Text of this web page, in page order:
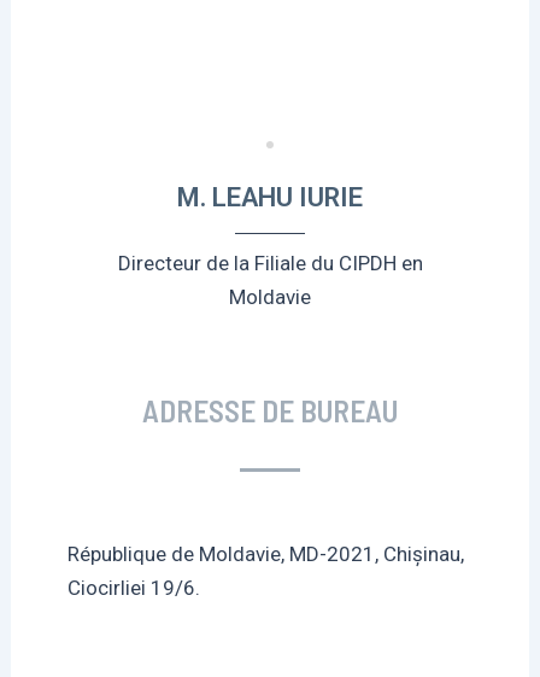
M. LEAHU IURIE
Directeur de la Filiale du CIPDH en
Moldavie
ADRESSE DE BUREAU
République de Moldavie, MD-2021, Chișinau,
Ciocirliei 19/6.